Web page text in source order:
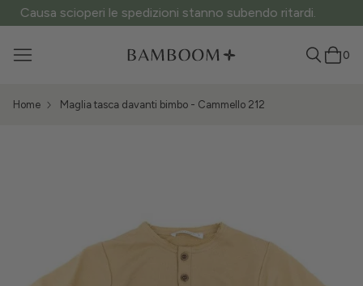
ATTENZIONE ai siti fake: questo è l’unico sito ufficiale.
0
Home Maglia tasca davanti bimbo - Cammello 212